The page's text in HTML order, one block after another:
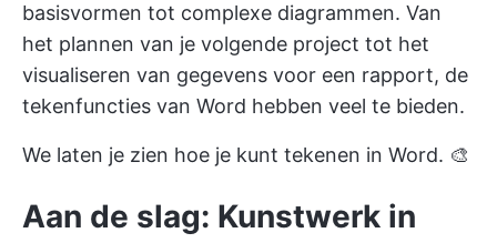
basisvormen tot complexe diagrammen. Van
het plannen van je volgende project tot het
visualiseren van gegevens voor een rapport, de
tekenfuncties van Word hebben veel te bieden.
We laten je zien hoe je kunt tekenen in Word. 🎨
Aan de slag: Kunstwerk in